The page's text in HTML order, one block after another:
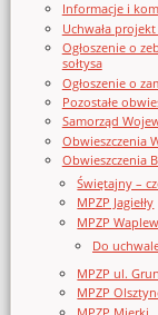
Informacje i
Uchwała
Ogłoszenie o
sołtysa
Ogłoszenie o
Pozostałe
Samorząd
Obwieszczenia
Obwieszczenia
Świętajny –
MPZP Jagiełły
MPZP
Do
MPZP ul.
MPZP